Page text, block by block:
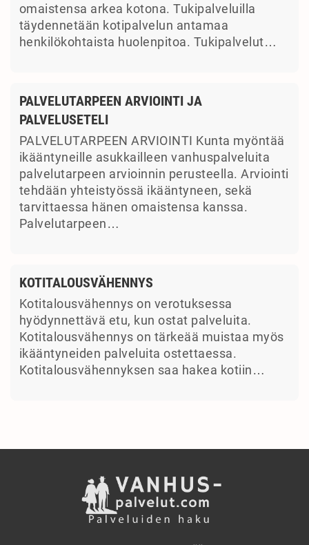
omaistensa arkea kotona. Tukipalveluilla
täydennetään kotipalvelun antamaa
henkilökohtaista huolenpitoa. Tukipalvelut…
PALVELUTARPEEN ARVIOINTI JA
PALVELUSETELI
PALVELUTARPEEN ARVIOINTI Kunta myöntää
ikääntyneille asukkailleen vanhuspalveluita
palvelutarpeen arvioinnin perusteella. Arviointi
tehdään yhteistyössä ikääntyneen, sekä
tarvittaessa hänen omaistensa kanssa.
Palvelutarpeen…
KOTITALOUSVÄHENNYS
Kotitalousvähennys on verotuksessa
hyödynnettävä etu, kun ostat palveluita.
Kotitalousvähennys on tärkeää muistaa myös
ikääntyneiden palveluita ostettaessa.
Kotitalousvähennyksen saa hakea kotiin…